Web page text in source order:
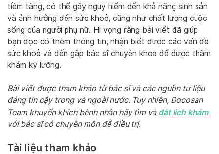
tiềm tàng, có thể gây nguy hiểm đến khả năng sinh sản
và ảnh hưởng đến sức khoẻ, cũng như chất lượng cuộc
sống của người phụ nữ. Hi vọng rằng bài viết đã giúp
bạn đọc có thêm thông tin, nhận biết được các vấn đề
sức khoẻ và đến gặp bác sĩ chuyên khoa để được thăm
khám kỹ lưỡng.
Bài viết được tham khảo từ bác sĩ và các nguồn tư liệu
đáng tin cậy trong và ngoài nước. Tuy nhiên, Docosan
Team khuyến khích bệnh nhân hãy tìm và đặt lịch khám
với bác sĩ có chuyên môn để điều trị.
Tài liệu tham khảo